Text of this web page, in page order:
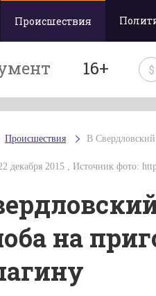
Происшествия
16+ $
Происшествия В
декабря 2015 , Источник фото:
на